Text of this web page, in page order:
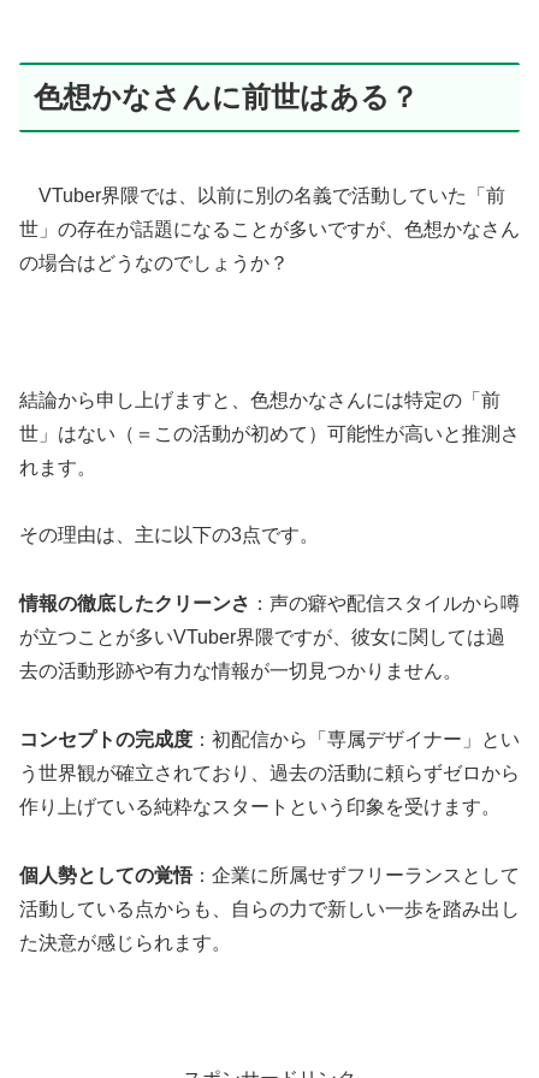
色想かなさんに前世はある？
VTuber界隈では、以前に別の名義で活動していた「前
世」の存在が話題になることが多いですが、色想かなさん
の場合はどうなのでしょうか？
結論から申し上げますと、色想かなさんには特定の 「前
世」はない（＝この活動が初めて）可能性が高いと推測さ
れます。
その理由は、主に以下の3点です。
情報の徹底したクリーンさ ：声の癖や配信スタイルから噂
が立つことが多いVTuber界隈ですが、彼女に関しては過
去の活動形跡や有力な情報が一切見つかりません。
コンセプトの完成度 ：初配信から「専属デザイナー」とい
う世界観が確立されており、過去の活動に頼らずゼロから
作り上げている純粋なスタートという印象を受けます。
個人勢としての覚悟：企業に所属せずフリーランスとして
活動している点からも、自らの力で新しい一歩を踏み出し
た決意が感じられます。